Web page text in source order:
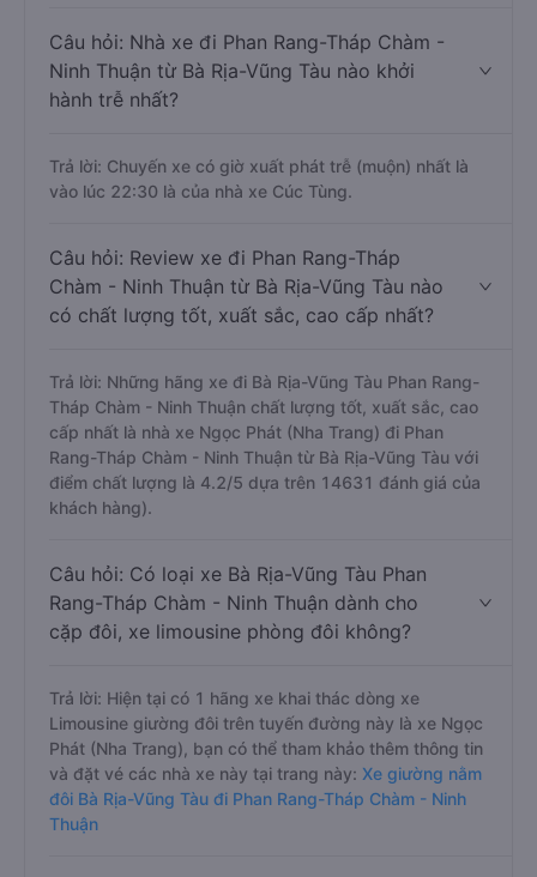
Câu hỏi: Nhà xe đi Phan Rang-Tháp Chàm -
Ninh Thuận từ Bà Rịa-Vũng Tàu nào khởi
hành trễ nhất?
Trả lời: Chuyến xe có giờ xuất phát trễ (muộn) nhất là
vào lúc 22:30 là của nhà xe Cúc Tùng.
Câu hỏi: Review xe đi Phan Rang-Tháp
Chàm - Ninh Thuận từ Bà Rịa-Vũng Tàu nào
có chất lượng tốt, xuất sắc, cao cấp nhất?
Trả lời: Những hãng xe đi Bà Rịa-Vũng Tàu Phan Rang-
Tháp Chàm - Ninh Thuận chất lượng tốt, xuất sắc, cao
cấp nhất là nhà xe Ngọc Phát (Nha Trang) đi Phan
Rang-Tháp Chàm - Ninh Thuận từ Bà Rịa-Vũng Tàu với
điểm chất lượng là 4.2/5 dựa trên 14631 đánh giá của
khách hàng).
Câu hỏi: Có loại xe Bà Rịa-Vũng Tàu Phan
Rang-Tháp Chàm - Ninh Thuận dành cho
cặp đôi, xe limousine phòng đôi không?
Trả lời: Hiện tại có 1 hãng xe khai thác dòng xe
Limousine giường đôi trên tuyến đường này là xe Ngọc
Phát (Nha Trang), bạn có thể tham khảo thêm thông tin
và đặt vé các nhà xe này tại trang này: Xe giường nằm
đôi Bà Rịa-Vũng Tàu đi Phan Rang-Tháp Chàm - Ninh
Thuận